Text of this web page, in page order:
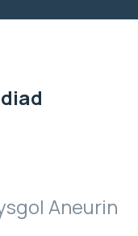
Aneurin